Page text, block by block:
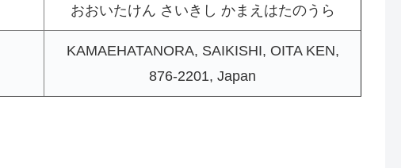
おおいたけん さいきし かまえはたのうら
KAMAEHATANORA, SAIKISHI, OITA KEN,
876-2201, Japan